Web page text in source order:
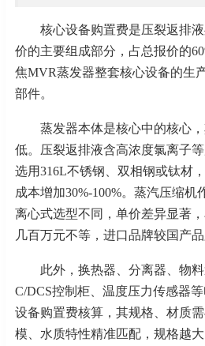
核心设备购置费是压裂返排
价的主要组成部分，占总报价的
焦MVR蒸发器整套核心设备的生
部件。
蒸发器本体是核心中的核心
低。压裂返排液含高浓度氯离子
选用316L不锈钢、双相钢或钛材
成本增加30%-100%。蒸汽压缩机
离心式选型不同，单价差异显著
几百万元不等，进口品牌较国产品
此外，换热器、分离器、物
C/DCS控制柜、温度压力传感器
设备购置费核算，其规格、材质
模、水质特性精准匹配，规格越